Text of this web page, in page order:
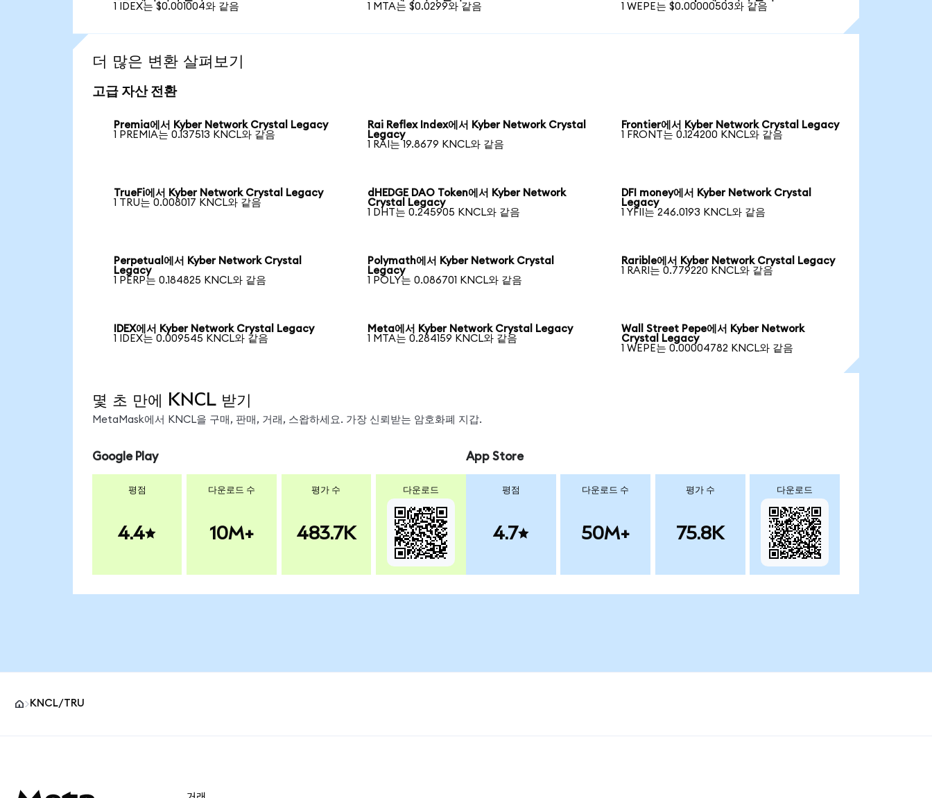
1 IDEX는 $0.001004와 같음
1 MTA는 $0.0299와 같음
1 WEPE는 $0.00000503와 같음
더 많은 변환 살펴보기
고급 자산 전환
Premia에서 Kyber Network Crystal Legacy
1 PREMIA는 0.137513 KNCL와 같음
Rai Reflex Index에서 Kyber Network Crystal
Legacy
1 RAI는 19.8679 KNCL와 같음
Frontier에서 Kyber Network Crystal Legacy
1 FRONT는 0.124200 KNCL와 같음
TrueFi에서 Kyber Network Crystal Legacy
1 TRU는 0.008017 KNCL와 같음
dHEDGE DAO Token에서 Kyber Network
Crystal Legacy
1 DHT는 0.245905 KNCL와 같음
DFI money에서 Kyber Network Crystal
Legacy
1 YFII는 246.0193 KNCL와 같음
Perpetual에서 Kyber Network Crystal
Legacy
1 PERP는 0.184825 KNCL와 같음
Polymath에서 Kyber Network Crystal
Legacy
1 POLY는 0.086701 KNCL와 같음
Rarible에서 Kyber Network Crystal Legacy
1 RARI는 0.779220 KNCL와 같음
IDEX에서 Kyber Network Crystal Legacy
1 IDEX는 0.009545 KNCL와 같음
Meta에서 Kyber Network Crystal Legacy
1 MTA는 0.284159 KNCL와 같음
Wall Street Pepe에서 Kyber Network
Crystal Legacy
1 WEPE는 0.00004782 KNCL와 같음
몇 초 만에 KNCL 받기
MetaMask에서 KNCL을 구매, 판매, 거래, 스왑하세요. 가장 신뢰받는 암호화폐 지갑.
Google Play
평점
4.4
다운로드 수
10M+
평가 수
483.7K
다운로드
App Store
평점
4.7
다운로드 수
50M+
평가 수
75.8K
다운로드
KNCL/TRU